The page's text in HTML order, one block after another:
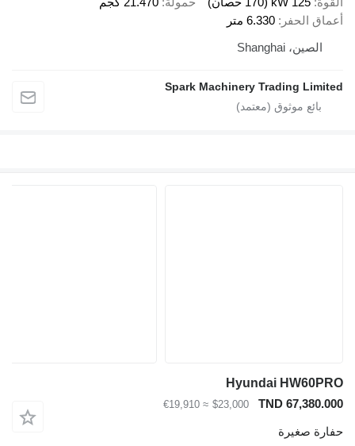
الحفر 6.330 متر
الصين، Shanghai
Spark Machinery Trading
Hyundai
TND
$23,000
≈ €19,910
صغيرة